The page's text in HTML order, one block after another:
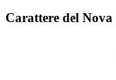
Carattere del